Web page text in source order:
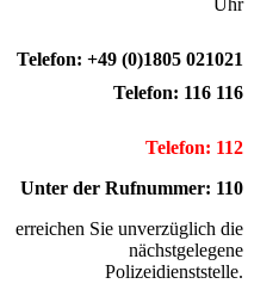
Uhr
Telefon: +49 (0)1805 021021
Telefon: 116 116
Telefon: 112
Unter der Rufnummer: 110
erreichen Sie unverzüglich die
nächstgelegene
Polizeidienststelle.